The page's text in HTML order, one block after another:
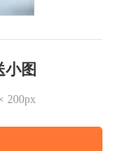
小图
200px